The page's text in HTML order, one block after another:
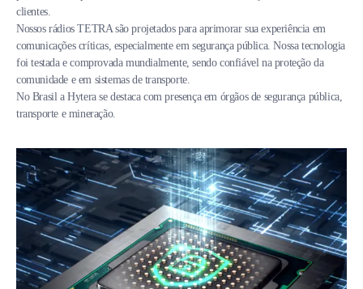
clientes.
Nossos rádios TETRA são projetados para aprimorar sua experiência em
comunicações críticas, especialmente em segurança pública. Nossa tecnologia
foi testada e comprovada mundialmente, sendo confiável na proteção da
comunidade e em sistemas de transporte.
No Brasil a Hytera se destaca com presença em órgãos de segurança pública,
transporte e mineração.